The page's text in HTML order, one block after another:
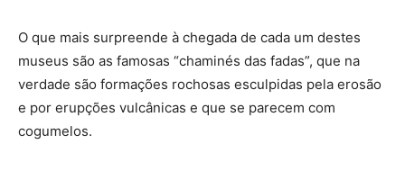
O que mais surpreende à chegada de cada um destes
museus são as famosas “chaminés das fadas”, que na
verdade são formações rochosas esculpidas pela erosão
e por erupções vulcânicas e que se parecem com
cogumelos.